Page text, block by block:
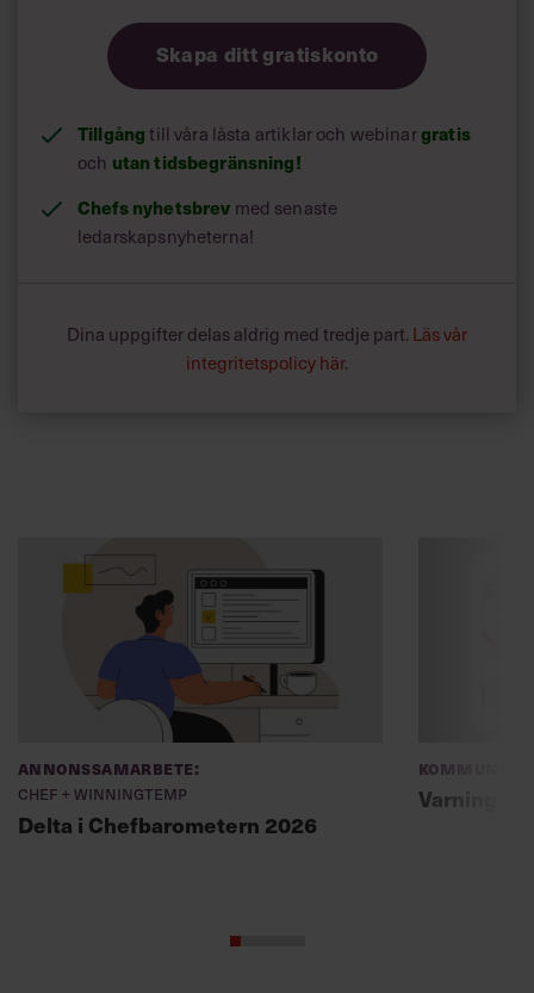
Skapa ditt gratiskonto
Tillgångtill våra låsta artiklar och webinargratis
och utan tidsbegränsning!
Chefs nyhetsbrev med senaste
ledarskapsnyheterna!
Dina uppgifter delas aldrig med tredje part. Läs vår
integritetspolicy här.
Annonssamarbete:
Chef + Winningtemp
Delta i Chefbarometern 2026
Varning